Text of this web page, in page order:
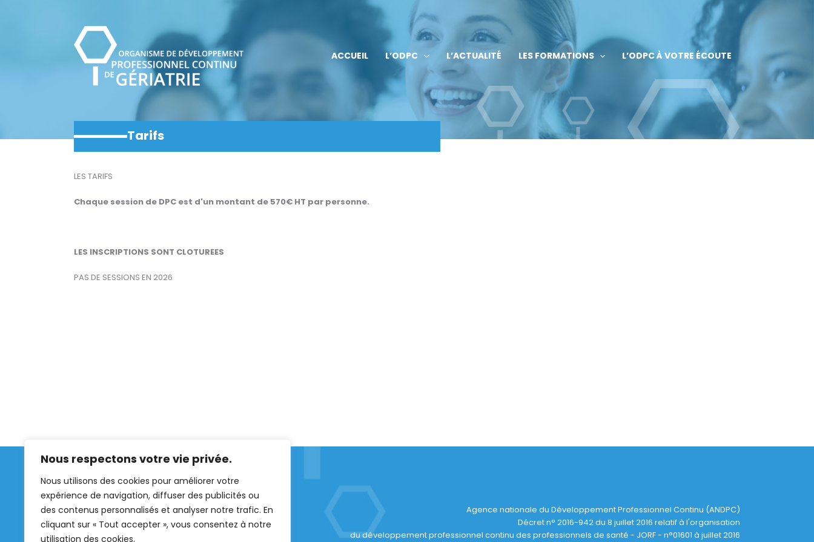
Nous respectons votre vie privée.
Nous utilisons des cookies pour améliorer votre
expérience de navigation, diffuser des publicités ou
des contenus personnalisés et analyser notre trafic. En
cliquant sur « Tout accepter », vous consentez à notre
utilisation des cookies.
ACCUEIL L’ODPC L’ACTUALITÉ LES FORMATIONS L’ODPC À VOTRE ÉCOUTE
Tarifs
LES TARIFS
Chaque session de DPC est d'un montant de 570€ HT par personne.
LES INSCRIPTIONS SONT CLOTUREES
PAS DE SESSIONS EN 2026
Agence nationale du Développement Professionnel Continu (ANDPC)
Décret n° 2016-942 du 8 juillet 2016 relatif à l'organisation
du développement professionnel continu des professionnels de santé - JORF - n°01601 à juillet 2016